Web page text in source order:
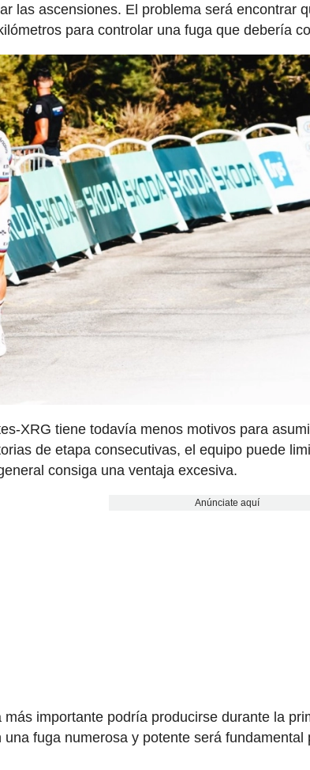
las ascensiones. El problema será encontrar
para controlar una fuga que debería
XRG tiene todavía menos motivos para
de etapa consecutivas, el equipo puede
consiga una ventaja excesiva.
Anúnciate aquí
más importante podría producirse durante la
una fuga numerosa y potente será